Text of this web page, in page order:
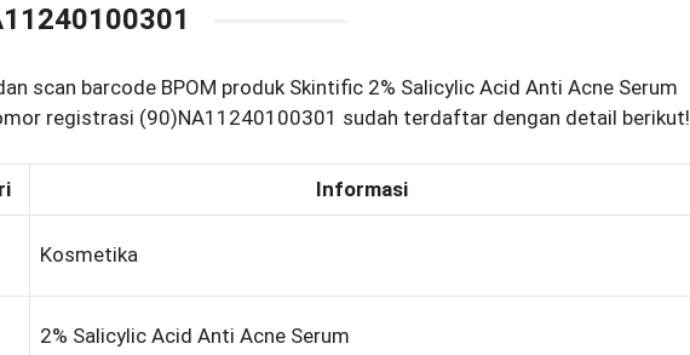
scan barcode BPOM produk Skintific 2% Salicylic Acid Anti Acne Serum
registrasi (90)NA11240100301 sudah terdaftar dengan detail berikut!
Informasi
Kosmetika
2% Salicylic Acid Anti Acne Serum